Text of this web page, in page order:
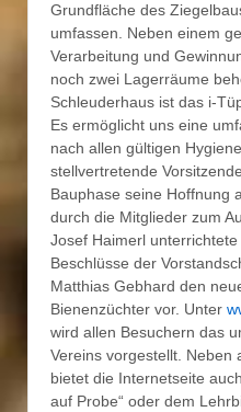
Grundfläche des
umfassen. Neben einem
Verarbeitung und
noch zwei Lagerräume
Schleuderhaus ist das i-
Es ermöglicht uns eine
nach allen gültigen
stellvertretende
Bauphase seine Hoffnung
durch die Mitglieder zum
Josef Haimerl
Beschlüsse der
Matthias Gebhard den
Bienenzüchter vor. Unter
wird allen Besuchern das
Vereins vorgestellt. Neben
bietet die Internetseite
auf Probe“ oder dem